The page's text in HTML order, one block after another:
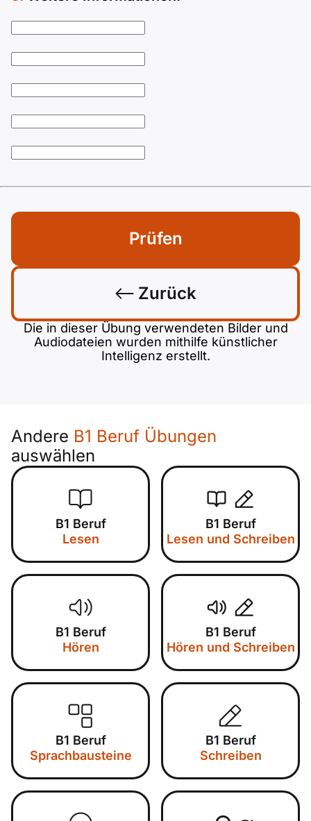
Zurück
Prüfen
Die in dieser Übung verwendeten Bilder und
Audiodateien wurden mithilfe künstlicher
Intelligenz erstellt.
Andere B1 Beruf Übungen
auswählen
B1 Beruf
Lesen
B1 Beruf
Lesen und Schreiben
B1 Beruf
Hören
B1 Beruf
Hören und Schreiben
B1 Beruf
Sprachbausteine
B1 Beruf
Schreiben